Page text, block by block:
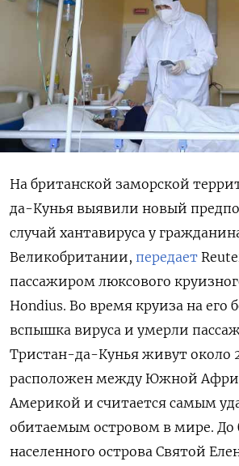
На британской заморской
да-Кунья выявили новый
случай хантавируса у
Великобритании, передает
пассажиром люксового
Hondius. Во время круиза на его
вспышка вируса и умерли
Тристан-да-Кунья живут около
расположен между Южной
Америкой и считается самым
обитаемым островом в мире.
населенного острова Святой